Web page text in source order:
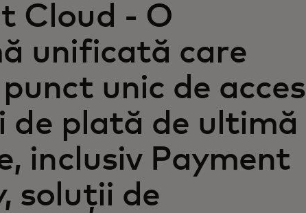
Cloud - O
unificată care
unic de acces
de plată de ultimă
inclusiv Payment
soluții de